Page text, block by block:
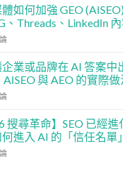
如何加強 GEO
、Threads、LinkedIn
業或品牌在 AI 答案中
AISEO 與 AEO 的實際做
搜尋革命】SEO 已經進
進入 AI 的「信任名單